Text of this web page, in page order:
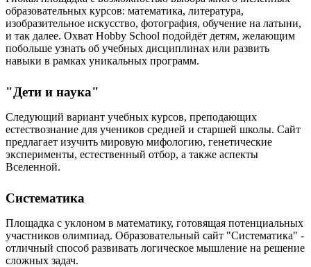
образовательных курсов: математика, литература,
изобразительное искусство, фотография, обучение на латыни,
и так далее. Охват Hobby School подойдёт детям, желающим
побольше узнать об учебных дисциплинах или развить
навыки в рамках уникальных программ.
"Дети и наука"
Следующий вариант учебных курсов, преподающих
естествознание для учеников средней и старшей школы. Сайт
предлагает изучить мировую мифологию, генетические
эксперименты, естественный отбор, а также аспекты
Вселенной.
Систематика
Площадка с уклоном в математику, готовящая потенциальных
участников олимпиад. Образовательный сайт "Систематика" -
отличный способ развивать логическое мышление на решение
сложных задач.